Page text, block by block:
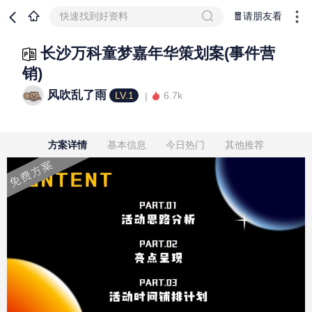
快速找到好资料 🧧请朋友看
长沙万科童梦嘉年华策划案(事件营
销)
风吹乱了雨 LV.1 6.7k
方案详情 基本信息 今日热门 其他推荐